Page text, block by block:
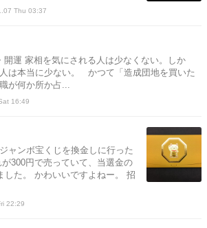
Thu 03:37
開運 家相を気にされる人は少なくない。しか
は本当に少ない。 かつて「造成団地を買いた
が何か所か占...
16:49
ャンボ宝くじを換金しに行った
300円で売っていて、当選金の
した。 かわいいですよねー。 招
22:29